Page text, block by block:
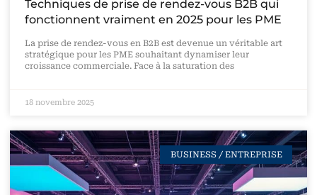
Techniques de prise de rendez-vous B2B qui
fonctionnent vraiment en 2025 pour les PME
La prise de rendez-vous en B2B est devenue un véritable art
stratégique pour les PME souhaitant dynamiser leur
croissance commerciale. Face à la saturation des
18 novembre 2025
BUSINESS / ENTREPRISE